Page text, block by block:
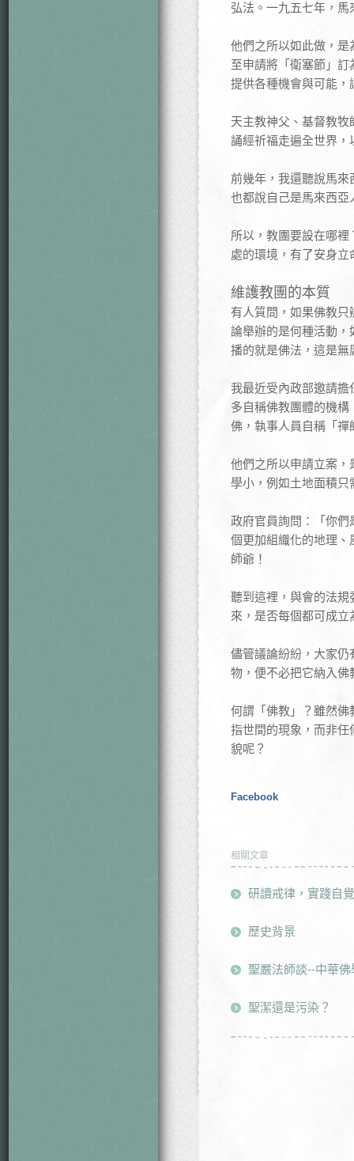
弘法。一九五七年，
他們之所以如此做，
至申請將「衛塞節」
提供各種機會與可能
天主教神父、基督教
誦經祈福走遍全世界
前幾年，我還聽說馬
也都說自己是馬來西
所以，教團要設在哪
處的環境，有了安身
維護教團的本質
有人質問，如果佛教
論舉辦的是何種活動
播的就是佛法，這是無
我最近受內政部邀請
多自稱佛教團體的機
佛，執事人員自稱「
他們之所以申請立案
學小，例如土地面積只
政府官員詢問：「你
個更加組織化的地理
師爺！
聽到這裡，與會的法
來，是否每個都可成
儘管議論紛紛，大家
物，便不必把它納入
何謂「佛教」？雖然
指世間的現象，而非
貌呢？
Facebook
相關文章
研讀戒律，實踐自
歷史背景
聖嚴法師談--中華
聖潔還是污染？